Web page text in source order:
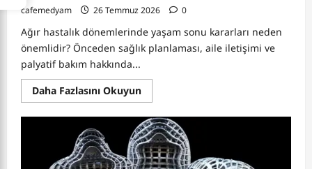
cafemedyam 26 Temmuz 2026 0
Ağır hastalık dönemlerinde yaşam sonu kararları neden
önemlidir? Önceden sağlık planlaması, aile iletişimi ve
palyatif bakım hakkında...
Daha Fazlasını OkuyunRead
more
Ölümle
Yüzleşmek:
Son
Dönem
Bakımı,